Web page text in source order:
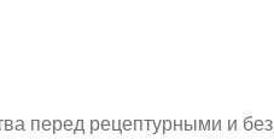
перед рецептурными и